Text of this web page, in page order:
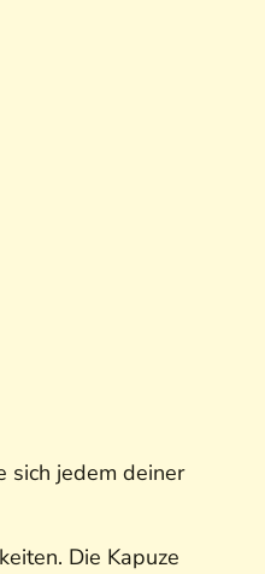
sich jedem deiner
Die Kapuze